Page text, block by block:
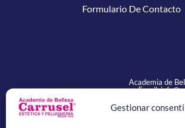
Gestionar
Formulario De Contacto
Academia de
Email:
La Academia de Belleza Carrusel